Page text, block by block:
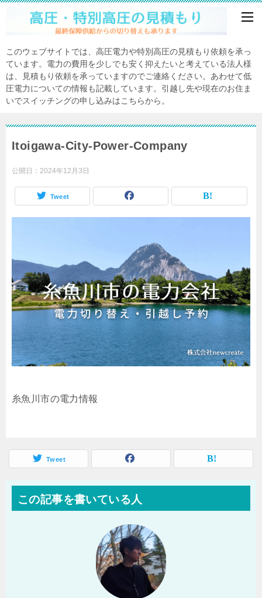
このウェブサイトでは、高圧電力や特別高圧の見積もり依頼を承っ
ています。電力の費用を少しでも安く抑えたいと考えている法人様
は、見積もり依頼を承っていますのでご連絡ください。あわせて低
圧電力についての情報も記載しています。引越し先や現在のお住ま
いでスイッチングの申し込みはこちらから。
Itoigawa-City-Power-Company
公開日： 2024年12月3日
Tweet
糸魚川市の電力情報
Tweet
この記事を書いている人